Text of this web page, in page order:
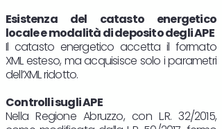
Esistenza del catasto energetico
locale e modalità di deposito degli APE
Il catasto energetico accetta il formato
XML esteso, ma acquisisce solo i parametri
dell’XML ridotto.
Controlli sugli APE
Nella Regione Abruzzo, con L.R. 32/2015,